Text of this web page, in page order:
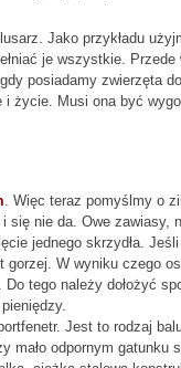
Jako przykładu
je wszystkie.
posiadamy zwierzęta
życie. Musi ona być
. Więc teraz pomyślmy o
nie da. Owe zawiasy,
jednego skrzydła.
W wyniku czego
tego należy dołożyć
Jest to rodzaj
odpornym gatunku